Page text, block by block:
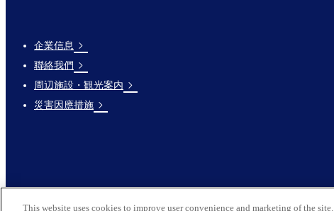
Footer
Links
企業信息
聯絡我們
周辺施設・観光案内
災害因應措施
This website uses cookies to improve user convenience and marketing of the site.